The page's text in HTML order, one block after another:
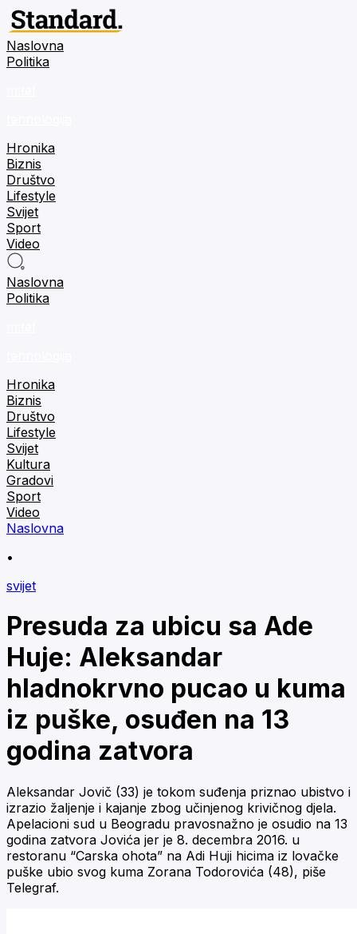
Naslovna
Politika
Hronika
Biznis
Društvo
Lifestyle
Svijet
Sport
Video
Naslovna
Politika
Hronika
Biznis
Društvo
Lifestyle
Svijet
Kultura
Gradovi
Sport
Video
Naslovna
•
svijet
Presuda za ubicu sa Ade
Huje: Aleksandar
hladnokrvno pucao u kuma
iz puške, osuđen na 13
godina zatvora
Aleksandar Jovič (33) je tokom suđenja priznao ubistvo i
izrazio žaljenje i kajanje zbog učinjenog krivičnog djela.
Apelacioni sud u Beogradu pravosnažno je osudio na 13
godina zatvora Jovića jer je 8. decembra 2016. u
restoranu “Carska ohota” na Adi Huji hicima iz lovačke
puške ubio svog kuma Zorana Todorovića (48), piše
Telegraf.